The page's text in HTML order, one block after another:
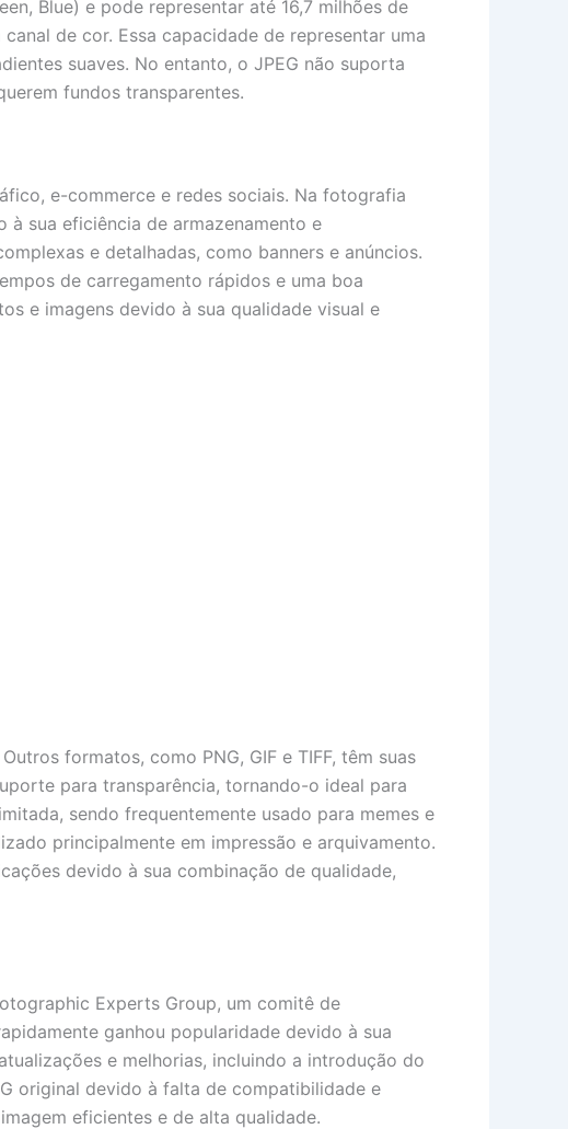
Blue) e pode representar até 16,7 milhões de
de cor. Essa capacidade de representar uma
suaves. No entanto, o JPEG não suporta
fundos transparentes.
e-commerce e redes sociais. Na fotografia
sua eficiência de armazenamento e
e detalhadas, como banners e anúncios.
de carregamento rápidos e uma boa
e imagens devido à sua qualidade visual e
formatos, como PNG, GIF e TIFF, têm suas
para transparência, tornando-o ideal para
sendo frequentemente usado para memes e
principalmente em impressão e arquivamento.
devido à sua combinação de qualidade,
Experts Group, um comitê de
ganhou popularidade devido à sua
e melhorias, incluindo a introdução do
original devido à falta de compatibilidade e
eficientes e de alta qualidade.